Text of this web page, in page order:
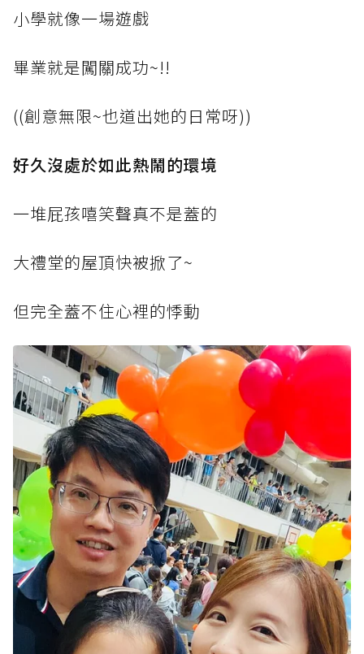
小學就像一場遊戲
畢業就是闖關成功~!!
((創意無限~也道出她的日常呀))
好久沒處於如此熱鬧的環境
一堆屁孩嘻笑聲真不是蓋的
大禮堂的屋頂快被掀了~
但完全蓋不住心裡的悸動